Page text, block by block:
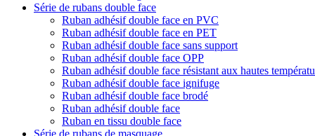
Série de rubans double face
Ruban adhésif double face en PVC
Ruban adhésif double face en PET
Ruban adhésif double face sans support
Ruban adhésif double face OPP
Ruban adhésif double face résistant aux hautes
Ruban adhésif double face ignifuge
Ruban adhésif double face brodé
Ruban adhésif double face
Ruban en tissu double face
Série de rubans de masquage